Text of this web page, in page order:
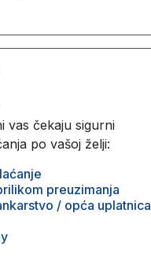
vas čekaju sigurni
po vašoj želji:
preuzimanja
/ opća uplatnica